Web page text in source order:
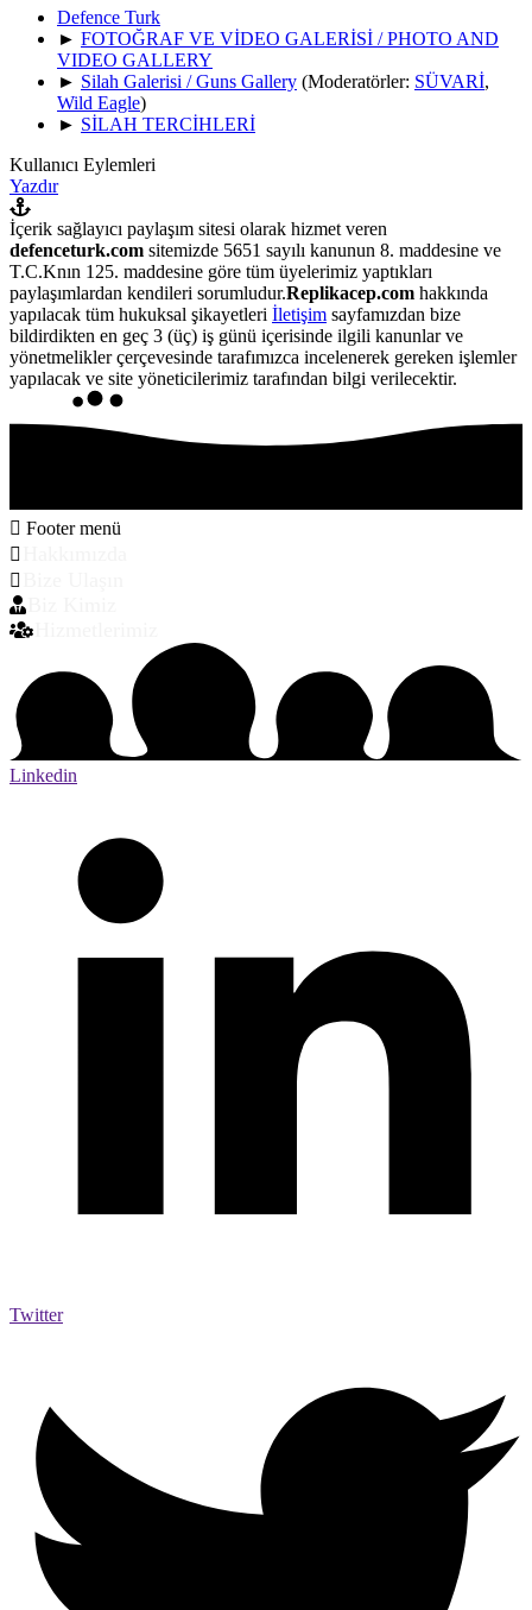
Defence Turk
► FOTOĞRAF VE VİDEO GALERİSİ / PHOTO AND
VIDEO GALLERY
► Silah Galerisi / Guns Gallery (Moderatörler: SÜVARİ,
Wild Eagle)
► SİLAH TERCİHLERİ
Kullanıcı Eylemleri
Yazdır
İçerik sağlayıcı paylaşım sitesi olarak hizmet veren
defenceturk.com sitemizde 5651 sayılı kanunun 8. maddesine ve
T.C.Knın 125. maddesine göre tüm üyelerimiz yaptıkları
paylaşımlardan kendileri sorumludur.Replikacep.com hakkında
yapılacak tüm hukuksal şikayetleri İletişim sayfamızdan bize
bildirdikten en geç 3 (üç) iş günü içerisinde ilgili kanunlar ve
yönetmelikler çerçevesinde tarafımızca incelenerek gereken işlemler
yapılacak ve site yöneticilerimiz tarafından bilgi verilecektir.
Footer menü
Linkedin
Twitter